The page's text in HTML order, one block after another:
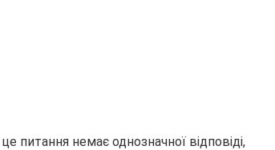
питання немає однозначної відповіді,